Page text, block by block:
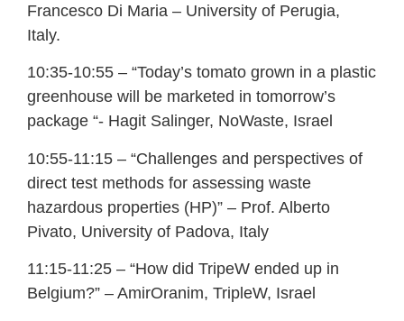
Francesco Di Maria – University of Perugia,
Italy.
10:35-10:55 – “Today’s tomato grown in a plastic
greenhouse will be marketed in tomorrow’s
package “- Hagit Salinger, NoWaste, Israel
10:55-11:15 – “Challenges and perspectives of
direct test methods for assessing waste
hazardous properties (HP)” – Prof. Alberto
Pivato, University of Padova, Italy
11:15-11:25 – “How did TripeW ended up in
Belgium?” – AmirOranim, TripleW, Israel